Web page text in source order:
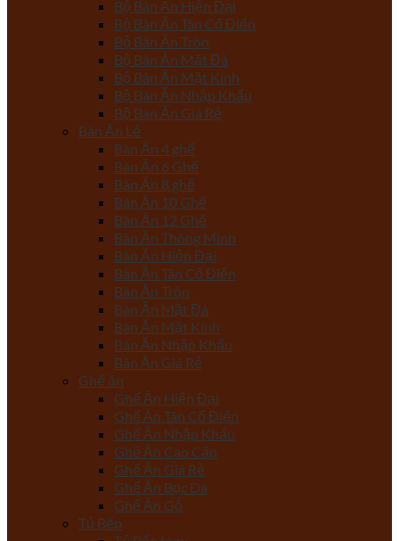
Bộ Bàn Ăn Hiện Đại
Bộ Bàn Ăn Tân Cổ Điển
Bộ Bàn Ăn Tròn
Bộ Bàn Ăn Mặt Đá
Bộ Bàn Ăn Mặt Kính
Bộ Bàn Ăn Nhập Khẩu
Bộ Bàn Ăn Giá Rẻ
Bàn Ăn Lẻ
Bàn Ăn 4 ghế
Bàn Ăn 6 Ghế
Bàn Ăn 8 ghế
Bàn Ăn 10 Ghế
Bàn Ăn 12 Ghế
Bàn Ăn Thông Minh
Bàn Ăn Hiện Đại
Bàn Ăn Tân Cổ Điển
Bàn Ăn Tròn
Bàn Ăn Mặt Đá
Bàn Ăn Mặt Kính
Bàn Ăn Nhập Khẩu
Bàn Ăn Giá Rẻ
Ghế ăn
Ghế Ăn Hiện Đại
Ghế Ăn Tân Cổ Điển
Ghế Ăn Nhập Khẩu
Ghế Ăn Cao Cấp
Ghế Ăn Giá Rẻ
Ghế Ăn Bọc Da
Ghế Ăn Gỗ
Tủ Bếp